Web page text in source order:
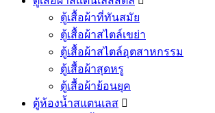
ตู้เสื้อผ้าที่ทันสมัย
ตู้เสื้อผ้าสไตล์เขย่า
ตู้เสื้อผ้าสไตล์อุตสาหกรรม
ตู้เสื้อผ้าสุดหรู
ตู้เสื้อผ้าย้อนยุค
ตู้ห้องน้ำสแตนเลส 